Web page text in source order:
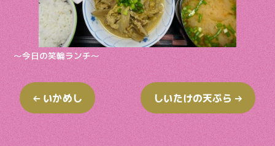
～今日の笑輪ランチ～
← いかめし しいたけの天ぷら →